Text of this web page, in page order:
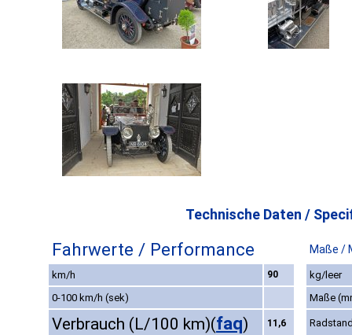
Technische Daten /
Fahrwerte / Performance Maße /
km/h 90
kg/leer
0-100 km/h (sek)
Maße
Verbrauch (L/100 km)(faq) 11,6